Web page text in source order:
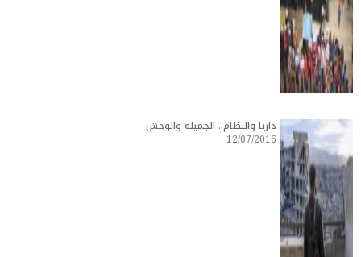
داريا والنظام.. الجميلة والوحش
12/07/2016